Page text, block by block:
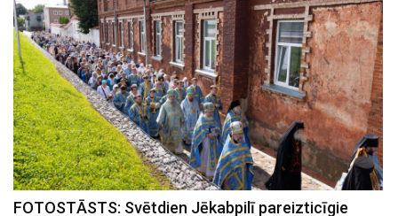
FOTOSTĀSTS: Svētdien Jēkabpilī pareizticīgie